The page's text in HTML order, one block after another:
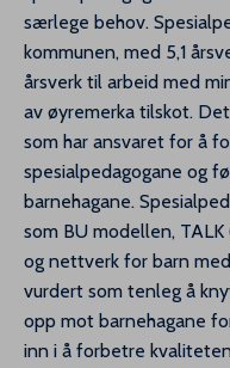
særlege behov.
kommunen, med 5,1
årsverk til arbeid med
av øyremerka tilskot.
som har ansvaret for å
spesialpedagogane og
barnehagane.
som BU modellen,
og nettverk for barn
vurdert som tenleg å
opp mot barnehagane
inn i å forbetre